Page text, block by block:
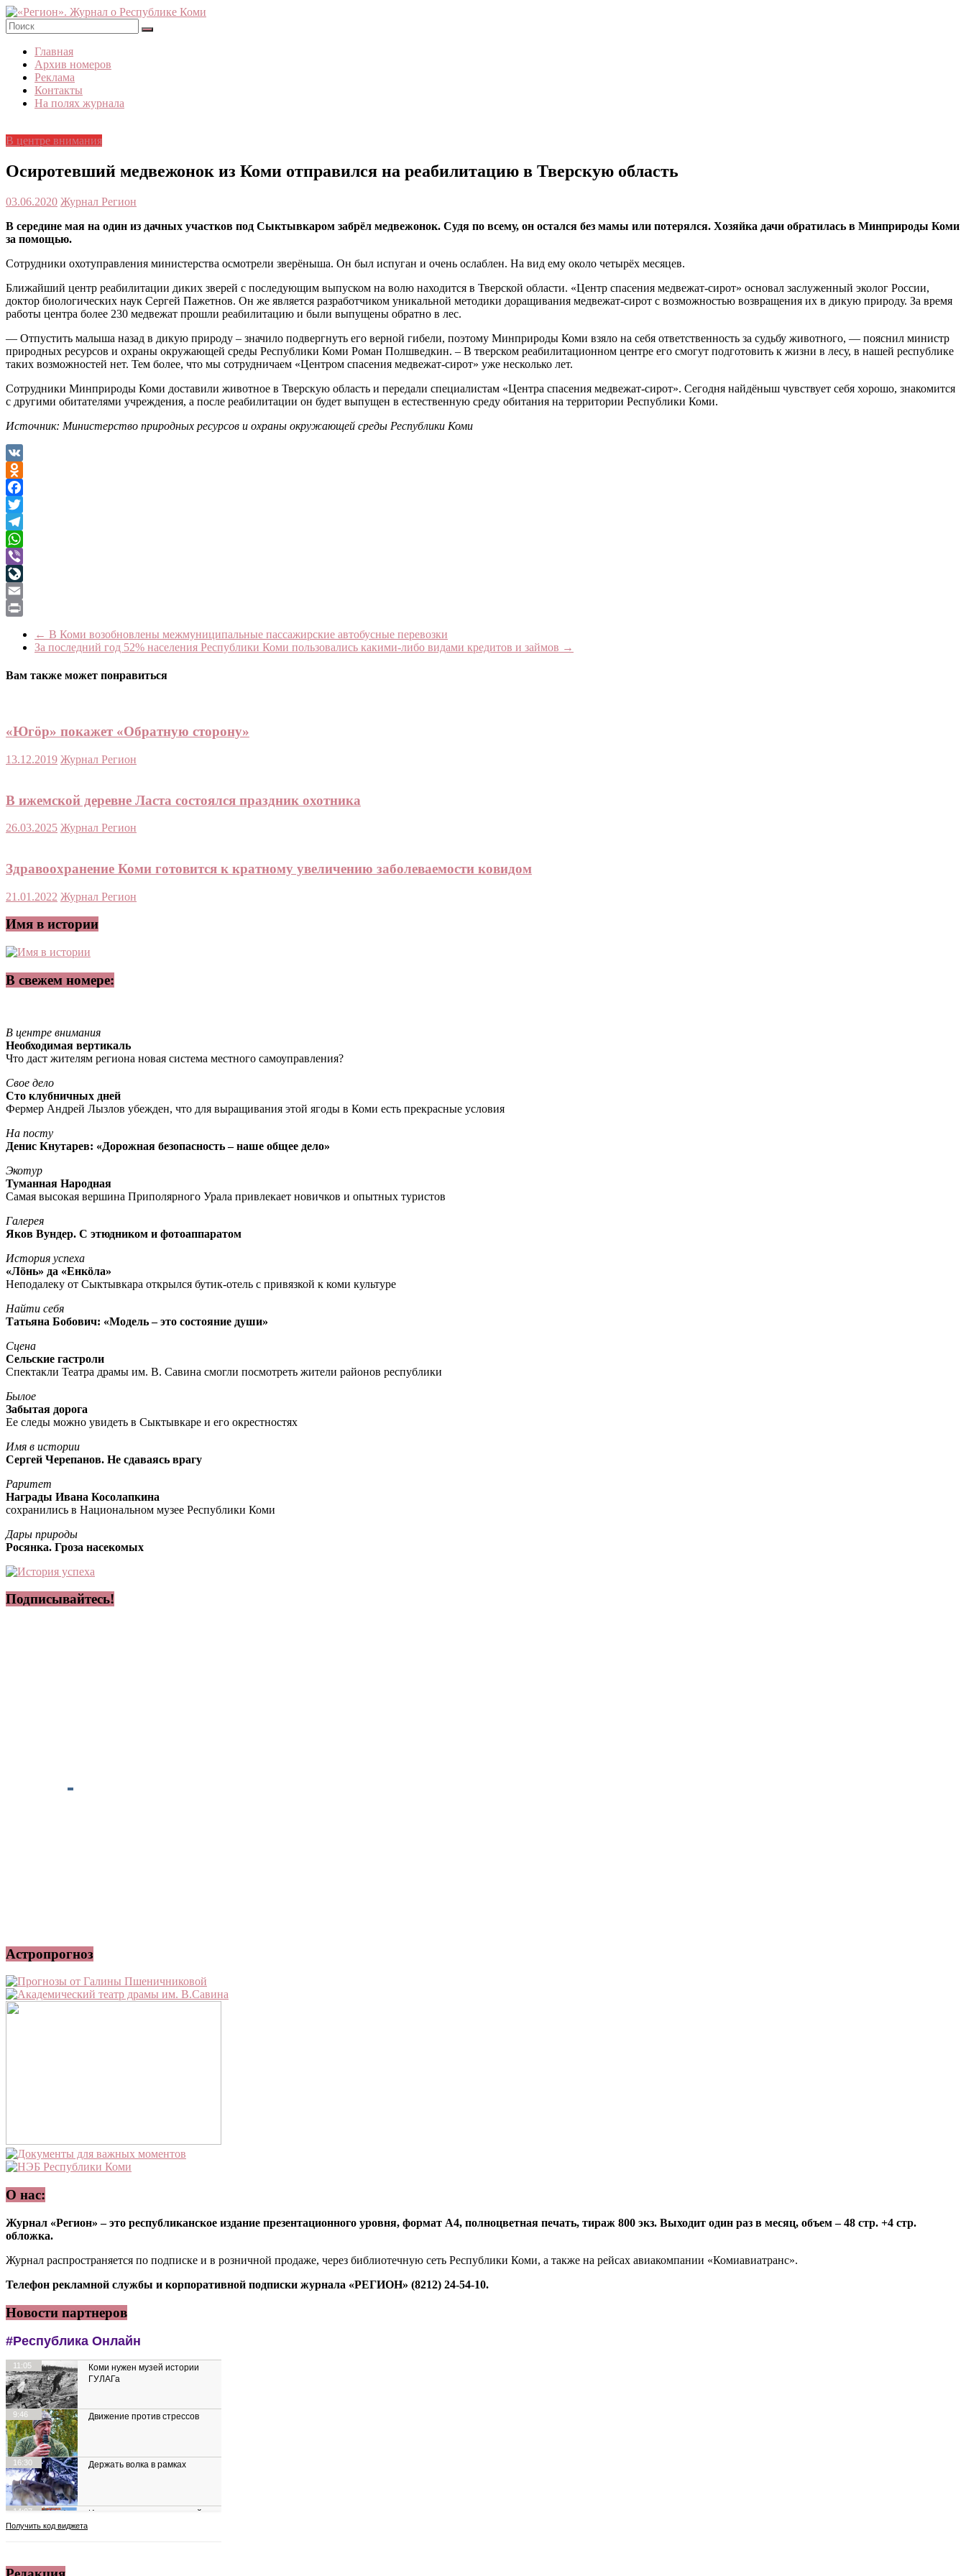
Skip
to
content
«Регион».
Журнал
Республике
Коми
Главная
Архив номеров
Реклама
Контакты
На полях журнала
В центре внимания
Осиротевший медвежонок из Коми отправился на реабилитацию в Тверскую область
03.06.2020 Журнал Регион
В середине мая на один из дачных участков под Сыктывкаром забрёл медвежонок. Судя по всему, он остался без мамы или потерялся. Хозяйка дачи обратилась в Минприроды Коми
за помощью.
Сотрудники охотуправления министерства осмотрели зверёныша. Он был испуган и очень ослаблен. На вид ему около четырёх месяцев.
Ближайший центр реабилитации диких зверей с последующим выпуском на волю находится в Тверской области. «Центр спасения медвежат-сирот» основал заслуженный эколог России,
доктор биологических наук Сергей Пажетнов. Он же является разработчиком уникальной методики доращивания медвежат-сирот с возможностью возвращения их в дикую природу. За время
работы центра более 230 медвежат прошли реабилитацию и были выпущены обратно в лес.
— Отпустить малыша назад в дикую природу – значило подвергнуть его верной гибели, поэтому Минприроды Коми взяло на себя ответственность за судьбу животного, — пояснил министр
природных ресурсов и охраны окружающей среды Республики Коми Роман Полшведкин. – В тверском реабилитационном центре его смогут подготовить к жизни в лесу, в нашей республике
таких возможностей нет. Тем более, что мы сотрудничаем «Центром спасения медвежат-сирот» уже несколько лет.
Сотрудники Минприроды Коми доставили животное в Тверскую область и передали специалистам «Центра спасения медвежат-сирот». Сегодня найдёныш чувствует себя хорошо, знакомится
с другими обитателями учреждения, а после реабилитации он будет выпущен в естественную среду обитания на территории Республики Коми.
Источник: Министерство природных ресурсов и охраны окружающей среды Республики Коми
VK
Odnoklassniki
Facebook
Twitter
Telegram
WhatsApp
Viber
LiveJournal
Email
← В Коми возобновлены межмуниципальные пассажирские автобусные перевозки
За последний год 52% населения Республики Коми пользовались какими-либо видами кредитов и займов →
Вам также может понравиться
«Югöр» покажет «Обратную сторону»
13.12.2019 Журнал Регион
В ижемской деревне Ласта состоялся праздник охотника
26.03.2025 Журнал Регион
Здравоохранение Коми готовится к кратному увеличению заболеваемости ковидом
21.01.2022 Журнал Регион
Имя в истории
В свежем номере:
В центре внимания
Необходимая вертикаль
Что даст жителям региона новая система местного самоуправления?
Свое дело
Сто клубничных дней
Фермер Андрей Лызлов убежден, что для выращивания этой ягоды в Коми есть прекрасные условия
На посту
Денис Кнутарев: «Дорожная безопасность – наше общее дело»
Экотур
Туманная Народная
Самая высокая вершина Приполярного Урала привлекает новичков и опытных туристов
Галерея
Яков Вундер. С этюдником и фотоаппаратом
История успеха
«Лöнь» да «Енкöла»
Неподалеку от Сыктывкара открылся бутик-отель с привязкой к коми культуре
Найти себя
Татьяна Бобович: «Модель – это состояние души»
Сцена
Сельские гастроли
Спектакли Театра драмы им. В. Савина смогли посмотреть жители районов республики
Былое
Забытая дорога
Ее следы можно увидеть в Сыктывкаре и его окрестностях
Имя в истории
Сергей Черепанов. Не сдаваясь врагу
Раритет
Награды Ивана Косолапкина
сохранились в Национальном музее Республики Коми
Дары природы
Росянка. Гроза насекомых
Подписывайтесь!
Астропрогноз
О нас:
Журнал «Регион» – это республиканское издание презентационного уровня, формат А4, полноцветная печать, тираж 800 экз. Выходит один раз в месяц, объем – 48 стр. +4 стр.
обложка.
Журнал распространяется по подписке и в розничной продаже, через библиотечную сеть Республики Коми, а также на рейсах авиакомпании «Комиавиатранс».
Телефон рекламной службы и корпоративной подписки журнала «РЕГИОН» (8212) 24-54-10.
Новости партнеров